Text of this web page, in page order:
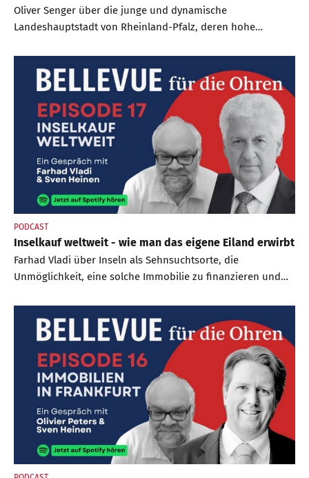
Oliver Senger über die junge und dynamische
Landeshauptstadt von Rheinland-Pfalz, deren hohe
Fachwerk.
PODCAST
Inselkauf weltweit - wie man das eigene Eiland erwirbt
Farhad Vladi über Inseln als Sehnsuchtsorte, die
Unmöglichkeit, eine solche Immobilie zu finanzieren und